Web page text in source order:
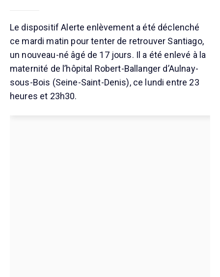
Le dispositif Alerte enlèvement a été déclenché
ce mardi matin pour tenter de retrouver Santiago,
un nouveau-né âgé de 17 jours. Il a été enlevé à la
maternité de l’hôpital Robert-Ballanger d’Aulnay-
sous-Bois (Seine-Saint-Denis), ce lundi entre 23
heures et 23h30.